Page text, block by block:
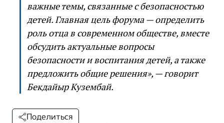
важные темы, связанные с безопасностью
детей. Главная цель форума — определить
роль отца в современном обществе, вместе
обсудить актуальные вопросы
безопасности и воспитания детей, а также
предложить общие решения», — говорит
Бекдайыр Кузембай.
Поделиться